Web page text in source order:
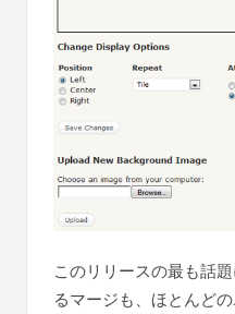
このリリースの最も話
るマージも、ほとんど